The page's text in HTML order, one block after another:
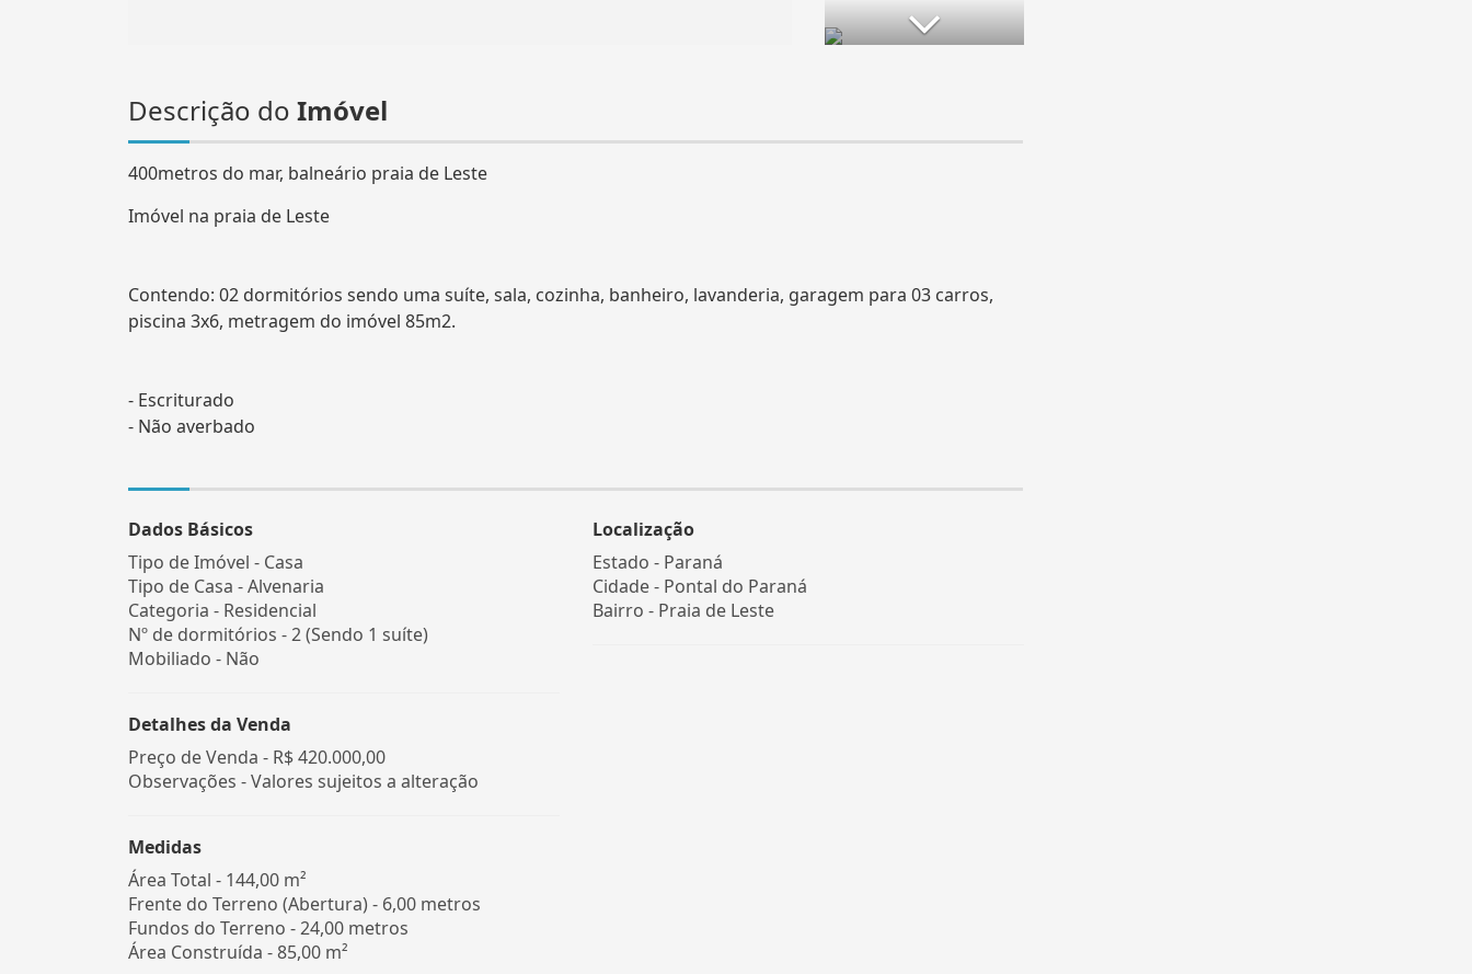
Descrição do Imóvel
400metros do mar, balneário praia de Leste
Imóvel na praia de Leste
Contendo: 02 dormitórios sendo uma suíte, sala, cozinha, banheiro, lavanderia, garagem para 03 carros,
piscina 3x6, metragem do imóvel 85m2.
- Escriturado
- Não averbado
Dados Básicos
Tipo de Imóvel - Casa
Tipo de Casa - Alvenaria
Categoria - Residencial
Nº de dormitórios - 2 (Sendo 1 suíte)
Mobiliado - Não
Detalhes da Venda
Preço de Venda - R$ 420.000,00
Observações - Valores sujeitos a alteração
Medidas
Área Total - 144,00 m²
Frente do Terreno (Abertura) - 6,00 metros
Fundos do Terreno - 24,00 metros
Área Construída - 85,00 m²
Localização
Estado - Paraná
Cidade - Pontal do Paraná
Bairro - Praia de Leste